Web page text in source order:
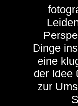
Dinge
eine
der Idee
zur